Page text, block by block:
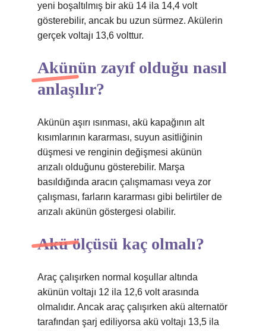
yeni boşaltılmış bir akü 14 ila 14,4 volt
gösterebilir, ancak bu uzun sürmez. Akülerin
gerçek voltajı 13,6 volttur.
Akünün zayıf olduğu nasıl
anlaşılır?
Akünün aşırı ısınması, akü kapağının alt
kısımlarının kararması, suyun asitliğinin
düşmesi ve renginin değişmesi akünün
arızalı olduğunu gösterebilir. Marşa
basıldığında aracın çalışmaması veya zor
çalışması, farların kararması gibi belirtiler de
arızalı akünün göstergesi olabilir.
Akü ölçüsü kaç olmalı?
Araç çalışırken normal koşullar altında
akünün voltajı 12 ila 12,6 volt arasında
olmalıdır. Ancak araç çalışırken akü alternatör
tarafından şarj ediliyorsa akü voltajı 13,5 ila